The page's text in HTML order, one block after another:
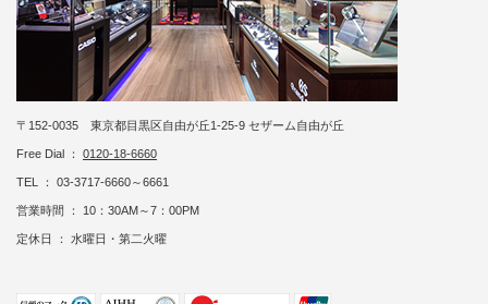
〒152-0035 東京都目黒区自由が丘1-25-9 セザーム自由が丘
Free Dial ： 0120-18-6660
TEL ： 03-3717-6660～6661
営業時間 ： 10：30AM～7：00PM
定休日 ： 水曜日・第二火曜